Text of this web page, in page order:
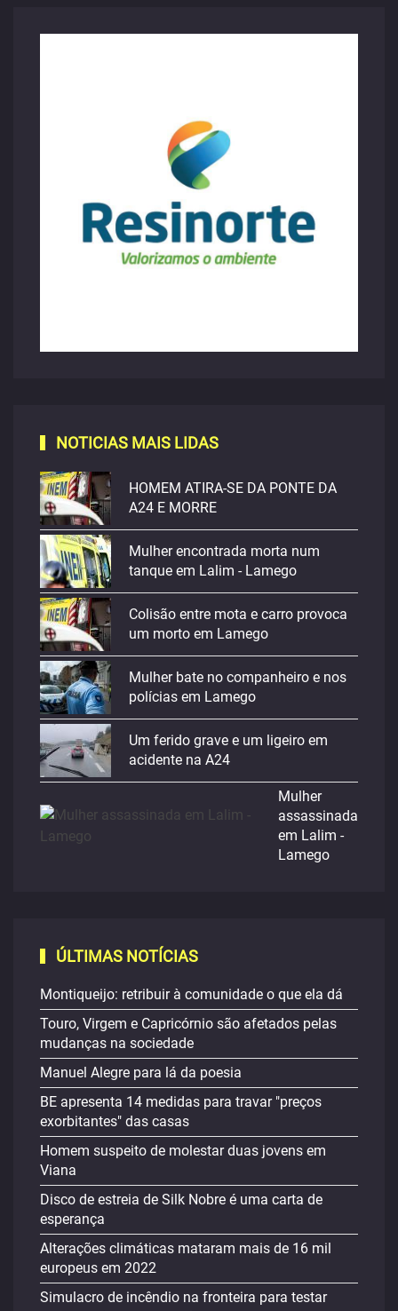
NOTICIAS MAIS LIDAS
HOMEM ATIRA-SE DA PONTE DA
A24 E MORRE
Mulher encontrada morta num
tanque em Lalim - Lamego
Colisão entre mota e carro provoca
um morto em Lamego
Mulher bate no companheiro e nos
polícias em Lamego
Um ferido grave e um ligeiro em
acidente na A24
Mulher
assassinada
em Lalim -
Lamego
ÚLTIMAS NOTÍCIAS
Montiqueijo: retribuir à comunidade o que ela dá
Touro, Virgem e Capricórnio são afetados pelas
mudanças na sociedade
Manuel Alegre para lá da poesia
BE apresenta 14 medidas para travar "preços
exorbitantes" das casas
Homem suspeito de molestar duas jovens em
Viana
Disco de estreia de Silk Nobre é uma carta de
esperança
Alterações climáticas mataram mais de 16 mil
europeus em 2022
Simulacro de incêndio na fronteira para testar